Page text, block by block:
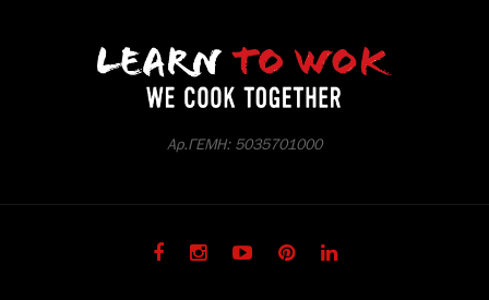
Αρ.ΓΕΜΗ: 5035701000